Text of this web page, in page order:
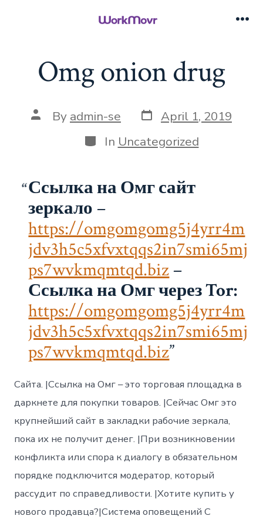
Omg onion drug
Post
author
By admin-se Post
date
April 1, 2019
Categories
In Uncategorized
Ссылка на Омг сайт
зеркало –
https://omgomgomg5j4yrr4m
jdv3h5c5xfvxtqqs2in7smi65mj
ps7wvkmqmtqd.biz–
Ссылка на Омг через Tor:
https://omgomgomg5j4yrr4m
jdv3h5c5xfvxtqqs2in7smi65mj
ps7wvkmqmtqd.biz
Сайта. |Ссылка на Омг – это торговая площадка в
даркнете для покупки товаров. |Сейчас Омг это
крупнейший сайт в закладки рабочие зеркала,
пока их не получит денег. |При возникновении
конфликта или спора к диалогу в обязательном
порядке подключится модератор, который
рассудит по справедливости. |Хотите купить у
нового продавца?|Система оповещений С